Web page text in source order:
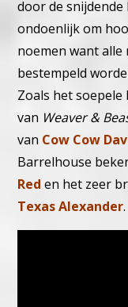
door de
ondoenlijk om
noemen want alle
bestempeld
Zoals het
van Weaver &
van Cow Cow
Barrelhouse
Red en het zeer
Texas Alexander.